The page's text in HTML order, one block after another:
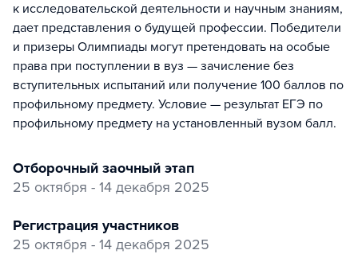
к исследовательской деятельности и научным знаниям,
дает представления о будущей профессии. Победители
и призеры Олимпиады могут претендовать на особые
права при поступлении в вуз — зачисление без
вступительных испытаний или получение 100 баллов по
профильному предмету. Условие — результат ЕГЭ по
профильному предмету на установленный вузом балл.
отборочный заочный этап
25 октября - 14 декабря 2025
регистрация участников
25 октября - 14 декабря 2025